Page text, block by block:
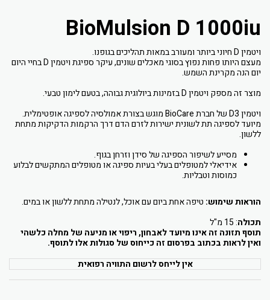
BioMulsion D 1000iu
ויטמין D חיוני ביותר ומעורב במאות תהליכים בגופנו.
מעצם היותו פחות נפוץ בסוגי מאכלים שונים, עיקר ספיגת ויטמין D בחיי היום
יום הנה מקרינת השמש.
מוצר זה מספק ויטמין D בזמינות ביולוגית גבוהה, בטעם לימון טבעי.
ויטמין D3 של חברת BioCare מוגש בצורת אמולסיה לספיגה אופטימלית.
מיועד לספיגה תת לשונית ישירות לזרם הדם דרך הרקמות הדקיקות מתחת
ללשון.
מסייע לשיפור הספיגה של סידן וזרחן בגוף.
אידיאלי למטופלים בעלי בעיות ספיגה או מטופלים המתקשים לבלוע
כמוסות וטבליות.
הוראות שימוש: טיפה אחת ביום עם אוכל, לנטילה מתחת ללשון או במים.
תכולה: 15 מ"ל
תוסף תזונה זה אינו מיועד לאבחון, ריפוי או מניעה של מחלה כלשהי
ואין לראות בכתוב בפרסום זה כייחוס של סגולות אלו לתוסף.
אין לייחס לרשום התוויה רפואית